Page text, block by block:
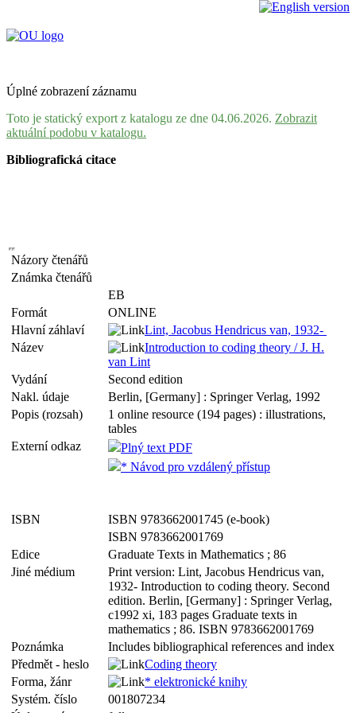
Úplné zobrazení záznamu
Toto je statický export z katalogu ze dne 04.06.2026. Zobrazit
aktuální podobu v katalogu.
Bibliografická citace
Názory čtenářů
Známka čtenářů
EB
Formát
ONLINE
Hlavní záhlaví
Lint, Jacobus Hendricus van, 1932-
Název
Introduction to coding theory / J. H.
van Lint
Vydání
Second edition
Nakl. údaje
Berlin, [Germany] : Springer Verlag, 1992
Popis (rozsah)
1 online resource (194 pages) : illustrations,
tables
Externí odkaz
Plný text PDF
* Návod pro vzdálený přístup
ISBN
ISBN 9783662001745 (e-book)
ISBN 9783662001769
Edice
Graduate Texts in Mathematics ; 86
Jiné médium
Print version: Lint, Jacobus Hendricus van,
1932- Introduction to coding theory. Second
edition. Berlin, [Germany] : Springer Verlag,
c1992 xi, 183 pages Graduate texts in
mathematics ; 86. ISBN 9783662001769
Poznámka
Includes bibliographical references and index
Předmět - heslo
Coding theory
Forma, žánr
* elektronické knihy
Systém. číslo
001807234